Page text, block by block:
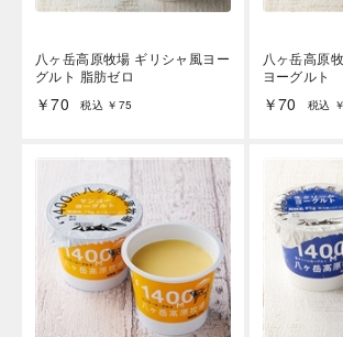
八ヶ岳高原牧場 ギリシャ風ヨー
グルト 脂肪ゼロ
￥70 税込 ￥75
八ヶ岳高原
ヨーグルト
￥70 税込
岳や末広がりを意味す
。雄大な八ヶ岳山麓の自
る、こだわりのスイー
い。